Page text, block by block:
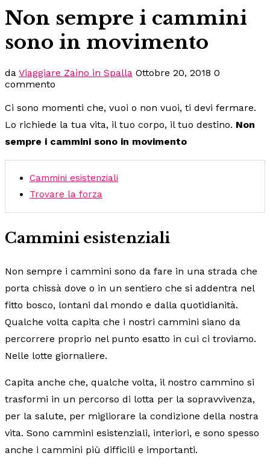
Non sempre i cammini
sono in movimento
da Viaggiare Zaino in Spalla Ottobre 20, 2018 0
commento
Ci sono momenti che, vuoi o non vuoi, ti devi fermare.
Lo richiede la tua vita, il tuo corpo, il tuo destino. Non
sempre i cammini sono in movimento
Cammini esistenziali
Trovare la forza
Cammini esistenziali
Non sempre i cammini sono da fare in una strada che
porta chissà dove o in un sentiero che si addentra nel
fitto bosco, lontani dal mondo e dalla quotidianità.
Qualche volta capita che i nostri cammini siano da
percorrere proprio nel punto esatto in cui ci troviamo.
Nelle lotte giornaliere.
Capita anche che, qualche volta, il nostro cammino si
trasformi in un percorso di lotta per la sopravvivenza,
per la salute, per migliorare la condizione della nostra
vita. Sono cammini esistenziali, interiori, e sono spesso
anche i cammini più difficili e importanti.